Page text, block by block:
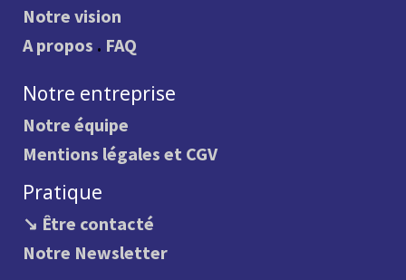
Notre vision
A propos . FAQ
Notre entreprise
Notre équipe
Mentions légales et CGV
Pratique
↘ Être contacté
Notre Newsletter